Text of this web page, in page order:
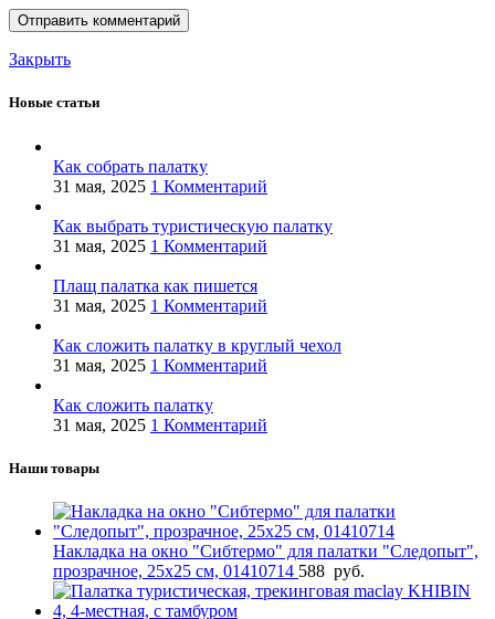
Закрыть
Новые статьи
Как собрать палатку
31 мая, 2025 1 Комментарий
Как выбрать туристическую палатку
31 мая, 2025 1 Комментарий
Плащ палатка как пишется
31 мая, 2025 1 Комментарий
Как сложить палатку в круглый чехол
31 мая, 2025 1 Комментарий
Как сложить палатку
31 мая, 2025 1 Комментарий
Наши товары
Накладка на окно "Сибтермо" для палатки "Следопыт",
прозрачное, 25х25 см, 01410714 588 руб.